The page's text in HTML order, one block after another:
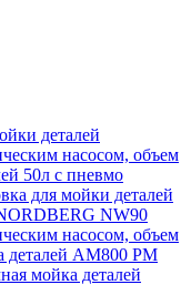
деталей
насосом, объем
50л с пневмо
для мойки деталей
NW90
насосом, объем
деталей АМ800 РМ
мойка деталей